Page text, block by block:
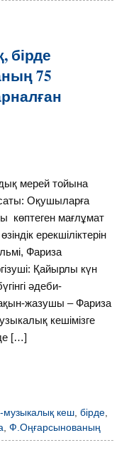
бірде
75
мерей тойына
Оқушыларға
көптеген мағлұмат
ерекшіліктерін
Фариза
Қайырлы күн
әдеби-
жазушы – Фариза
кешімізге
[…]
музыкалық кеш,бірде,
,Ф.Оңғарсынованың